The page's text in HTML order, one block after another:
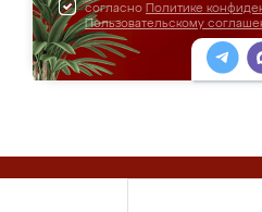
согласно Политике
Пользовательскому